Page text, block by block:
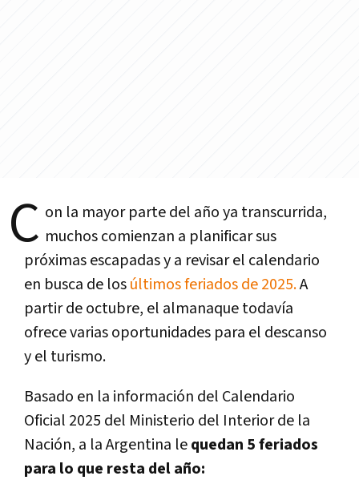
C on la mayor parte del año ya transcurrida,
muchos comienzan a planificar sus
próximas escapadas y a revisar el calendario
en busca de losúltimos feriados de 2025.A
partir de octubre, el almanaque todavía
ofrece varias oportunidades para el descanso
y el turismo.
Basado en la información del Calendario
Oficial 2025 del Ministerio del Interior de la
Nación, a la Argentina lequedan 5 feriados
para lo que resta del año: